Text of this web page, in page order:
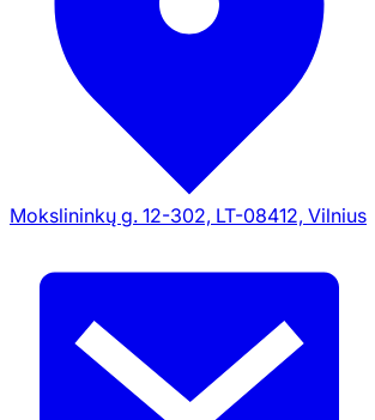
Mokslininkų g. 12-302, LT-08412, Vilnius